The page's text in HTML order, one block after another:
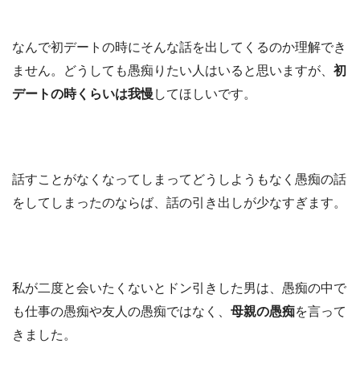
なんで初デートの時にそんな話を出してくるのか理解でき
ません。どうしても愚痴りたい人はいると思いますが、 初
デートの時くらいは我慢 してほしいです。
話すことがなくなってしまってどうしようもなく愚痴の話
をしてしまったのならば、話の引き出しが少なすぎます。
私が二度と会いたくないとドン引きした男は、愚痴の中で
も仕事の愚痴や友人の愚痴ではなく、 母親の愚痴を言って
きました。